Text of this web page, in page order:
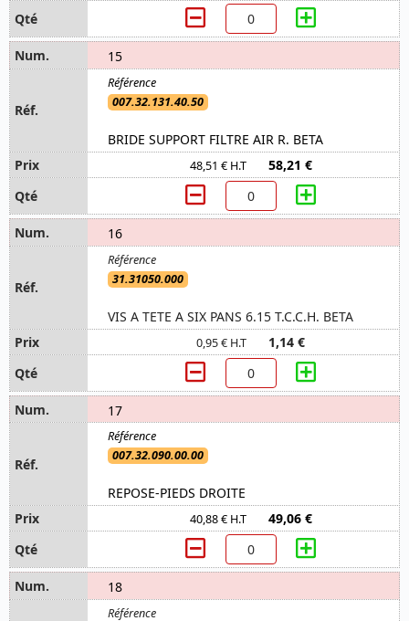
15
007.32.131.40.50
BRIDE SUPPORT FILTRE AIR R. BETA
48,51 € H.T 58,21 €
16
31.31050.000
VIS A TETE A SIX PANS 6.15 T.C.C.H. BETA
0,95 € H.T 1,14 €
17
007.32.090.00.00
REPOSE-PIEDS DROITE
40,88 € H.T 49,06 €
18